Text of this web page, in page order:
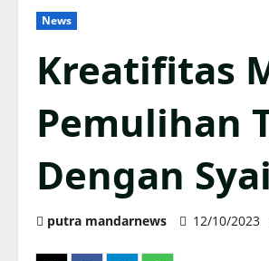
News
Kreatifitas
Pemulihan
Dengan
putra mandarnews 12/10/2023